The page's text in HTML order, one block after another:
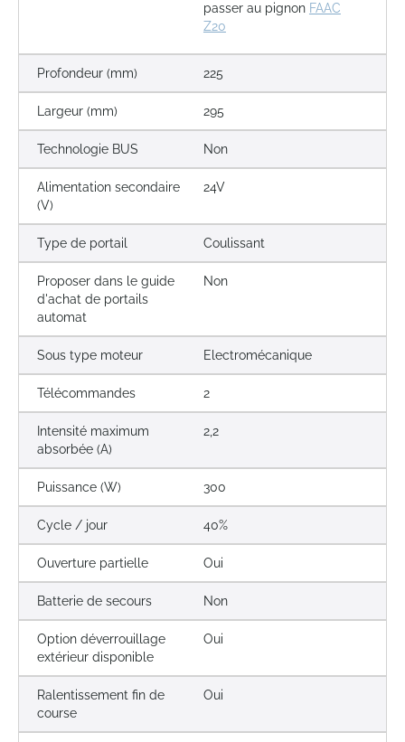
passer au pignon FAAC
Z20
Profondeur (mm) 225
Largeur (mm) 295
Technologie BUS Non
Alimentation secondaire
(V)
24V
Type de portail Coulissant
Proposer dans le guide
d'achat de portails
automat
Non
Sous type moteur Electromécanique
Télécommandes 2
Intensité maximum
absorbée (A)
2,2
Puissance (W) 300
Cycle / jour 40%
Ouverture partielle Oui
Batterie de secours Non
Option déverrouillage
extérieur disponible
Oui
Ralentissement fin de
course
Oui